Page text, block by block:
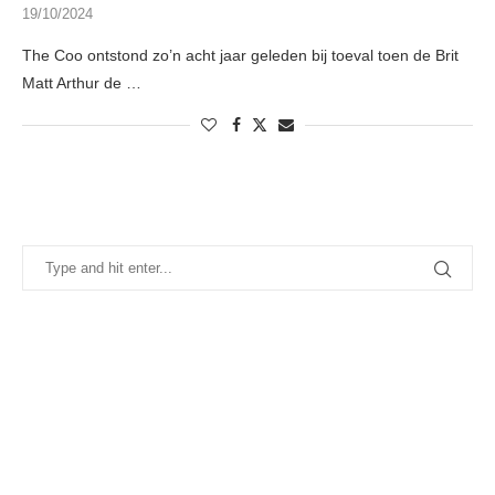
19/10/2024
The Coo ontstond zo’n acht jaar geleden bij toeval toen de Brit
Matt Arthur de …